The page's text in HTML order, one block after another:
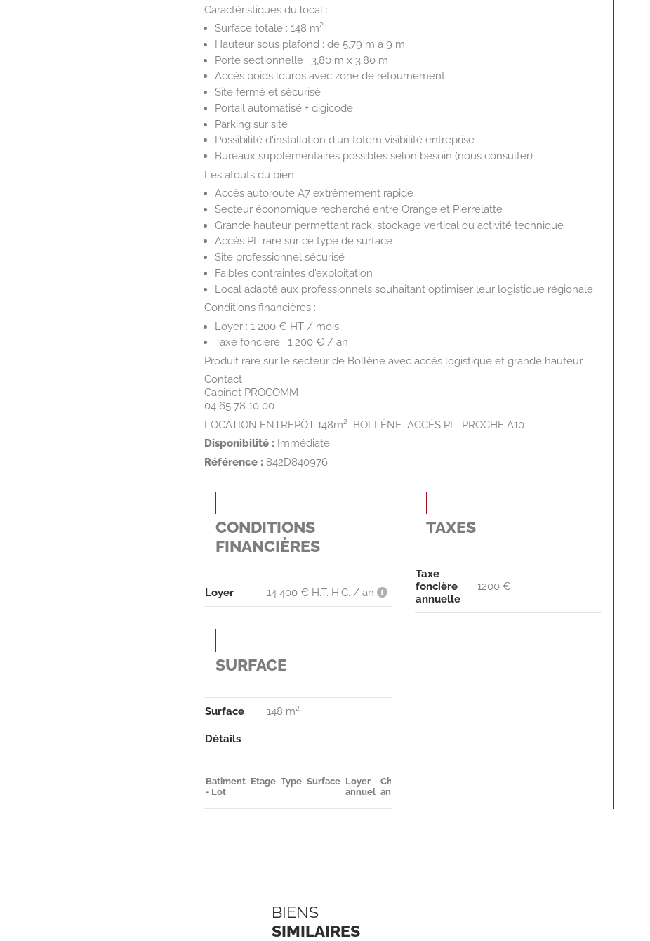
Caractéristiques du local :
Surface totale : 148 m²
Hauteur sous plafond : de 5,79 m à 9 m
Porte sectionnelle : 3,80 m x 3,80 m
Accès poids lourds avec zone de retournement
Site fermé et sécurisé
Portail automatisé + digicode
Parking sur site
Possibilité d'installation d'un totem visibilité entreprise
Bureaux supplémentaires possibles selon besoin (nous consulter)
Les atouts du bien :
Accès autoroute A7 extrêmement rapide
Secteur économique recherché entre Orange et Pierrelatte
Grande hauteur permettant rack, stockage vertical ou activité technique
Accès PL rare sur ce type de surface
Site professionnel sécurisé
Faibles contraintes d'exploitation
Local adapté aux professionnels souhaitant optimiser leur logistique régionale
Conditions financières :
Loyer : 1 200 € HT / mois
Taxe foncière : 1 200 € / an
Produit rare sur le secteur de Bollène avec accès logistique et grande hauteur.
Contact :
Cabinet PROCOMM
04 65 78 10 00
LOCATION ENTREPÔT 148m²  BOLLÈNE  ACCÈS PL  PROCHE A10
Disponibilité : Immédiate
Référence : 842D840976
CONDITIONS
FINANCIÈRES
Loyer 14 400 € H.T. H.C. / an
SURFACE
Surface 148 m²
Détails
Batiment
- Lot
Etage Type Surface Loyer
annuel
Charges
annuelles
TAXES
Taxe
foncière
annuelle
1200 €
BIENS
SIMILAIRES